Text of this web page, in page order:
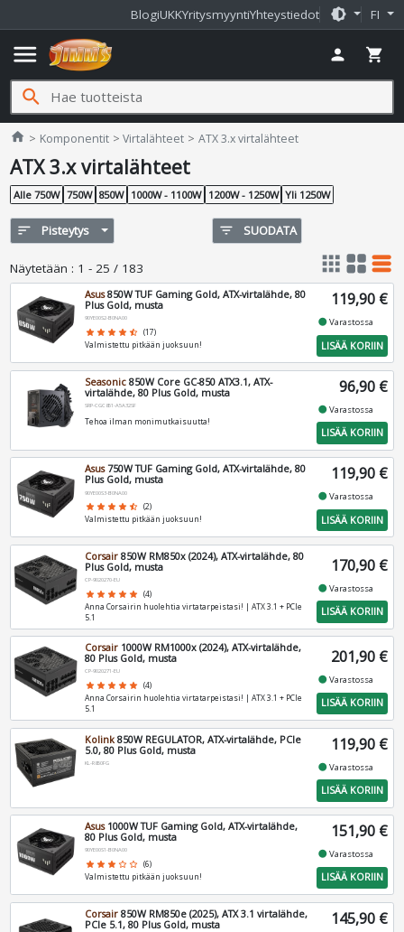
BlogiUKKYritysmyyntiYhteystiedot brightness_medium FI
menu person shopping_cart
search
home Jimms.fi
Komponentit Virtalähteet ATX 3.x virtalähteet
ATX 3.x virtalähteet
Alle 750W 750W 850W 1000W - 1100W 1200W - 1250W Yli 1250W
sort Pisteytys filter_list SUODATA
Näytetään : 1 - 25 / 183 apps grid_view table_rows
Asus850W TUF Gaming Gold, ATX-virtalähde, 80
Plus Gold, musta
90YE00S2-B0NA00
star star star star star_half (17)
Valmistettu pitkään juoksuun!
119,90 €
fiber_manual_recordVarastossa
LISÄÄ KORIIN
Seasonic 850W Core GC-850 ATX3.1, ATX-
virtalähde, 80 Plus Gold, musta
SRP-CGC851-A5A32SF
Tehoa ilman monimutkaisuutta!
96,90 €
fiber_manual_recordVarastossa
LISÄÄ KORIIN
Asus750W TUF Gaming Gold, ATX-virtalähde, 80
Plus Gold, musta
90YE00S3-B0NA00
star star star star star_half (2)
Valmistettu pitkään juoksuun!
119,90 €
fiber_manual_recordVarastossa
LISÄÄ KORIIN
Corsair 850W RM850x (2024), ATX-virtalähde, 80
Plus Gold, musta
CP-9020270-EU
star star star star star (4)
Anna Corsairin huolehtia virtatarpeistasi! | ATX 3.1 + PCIe
5.1
170,90 €
fiber_manual_recordVarastossa
LISÄÄ KORIIN
Corsair 1000W RM1000x (2024), ATX-virtalähde,
80 Plus Gold, musta
CP-9020271-EU
star star star star star (4)
Anna Corsairin huolehtia virtatarpeistasi! | ATX 3.1 + PCIe
5.1
201,90 €
fiber_manual_recordVarastossa
LISÄÄ KORIIN
Kolink 850W REGULATOR, ATX-virtalähde, PCIe
5.0, 80 Plus Gold, musta
KL-R850FG
119,90 €
fiber_manual_recordVarastossa
LISÄÄ KORIIN
Asus1000W TUF Gaming Gold, ATX-virtalähde,
80 Plus Gold, musta
90YE00S1-B0NA00
star star star star_border star_border (6)
Valmistettu pitkään juoksuun!
151,90 €
fiber_manual_recordVarastossa
LISÄÄ KORIIN
Corsair 850W RM850e (2025), ATX 3.1 virtalähde,
PCIe 5.1, 80 Plus Gold, musta
145,90 €